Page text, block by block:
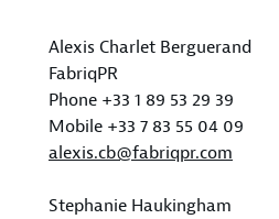
Alexis Charlet Berguerand
FabriqPR
Phone +33 1 89 53 29 39
Mobile +33 7 83 55 04 09
alexis.cb@fabriqpr.com
Stephanie Haukingham